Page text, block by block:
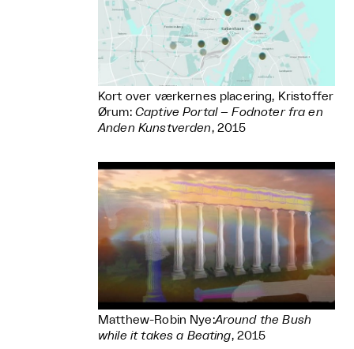
Kort over værkernes placering, Kristoffer
Ørum: Captive Portal – Fodnoter fra en
Anden Kunstverden, 2015
Matthew-Robin Nye:Around the Bush
while it takes a Beating, 2015